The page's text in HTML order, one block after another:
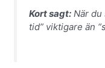
Kort sagt:När du
tid” viktigare än